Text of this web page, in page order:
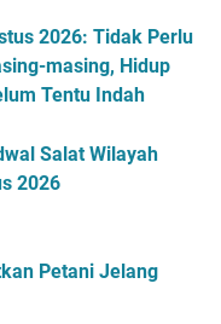
2026: Tidak Perlu
masing, Hidup
Tentu Indah
Salat Wilayah
2026
Petani Jelang